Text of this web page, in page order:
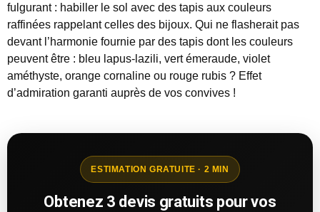
fulgurant : habiller le sol avec des tapis aux couleurs
raffinées rappelant celles des bijoux. Qui ne flasherait pas
devant l’harmonie fournie par des tapis dont les couleurs
peuvent être : bleu lapus-lazili, vert émeraude, violet
améthyste, orange cornaline ou rouge rubis ? Effet
d’admiration garanti auprès de vos convives !
ESTIMATION GRATUITE · 2 MIN
Obtenez 3 devis gratuits pour vos